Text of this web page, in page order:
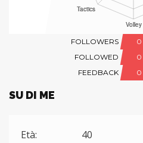
FOLLOWERS
0
FOLLOWED
0
FEEDBACK
0
SU DI ME
Età:
40